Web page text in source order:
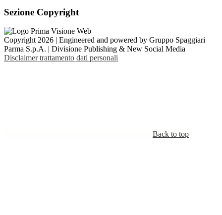
Sezione Copyright
Copyright 2026 | Engineered and powered by Gruppo Spaggiari
Parma S.p.A. | Divisione Publishing & New Social Media
Disclaimer trattamento dati personali
Back to top